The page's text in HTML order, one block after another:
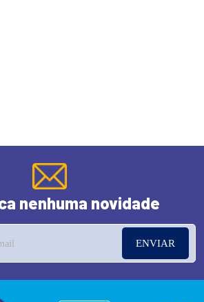
nenhuma novidade
ENVIAR